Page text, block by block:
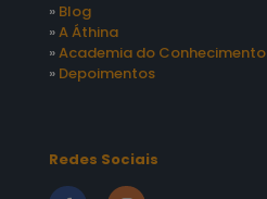
» Blog
»A Áthina
»Academia do Conhecimento
» Depoimentos
Redes Sociais